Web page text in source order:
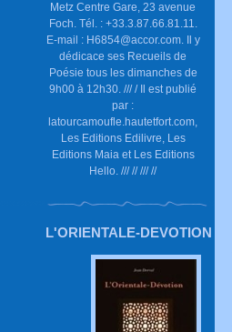
Metz Centre Gare, 23 avenue
Foch. Tél. : +33.3.87.66.81.11.
E-mail : H6854@accor.com. Il y
dédicace ses Recueils de
Poésie tous les dimanches de
9h00 à 12h30. /// / Il est publié
par :
latourcamoufle.hautetfort.com,
Les Editions Edilivre, Les
Editions Maia et Les Editions
Hello. /// // /// //
L'ORIENTALE-DEVOTION